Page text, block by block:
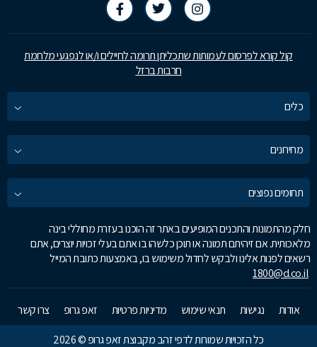
קול קורא לפרסום לעמותות שתכליתן תרומה לחיילים ו/או לנפגעי מלחמת
חרבות ברזל
כלים
מחירונים
תחומים נפוצים
חלק מהתמונות והתכנים המופיעים באתר זה הוכנו בעזרת מחוללי בינה
מלאכותית. אם זיהיתם תמונה או תוכן כלשהו בו אתם בעלי זכויות יוצרים, אתם
רשאים לפנות אלינו ולבקש לחדול משימוש בו, באמצעות כתובת המייל
1800@d.co.il
אודות נגישות תנאי שימוש מדיניות פרטיות זאפ גרופ
צרו קשר
כל הזכויות שמורות לדפי זהב מקבוצת זאפ גרופ © 2026